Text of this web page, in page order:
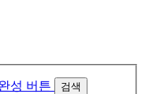
검색